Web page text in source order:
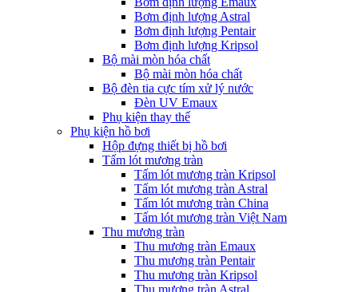
Bơm định lượng Astral
Bơm định lượng Pentair
Bơm định lượng Kripsol
Bộ mài mòn hóa chất
Bộ mài mòn hóa chất
Bộ đèn tia cực tím xử lý nước
Đèn UV Emaux
Phụ kiện thay thế
Phụ kiện hồ bơi
Hộp đựng thiết bị hồ bơi
Tấm lót mương tràn
Tấm lót mương tràn Kripsol
Tấm lót mương tràn Astral
Tấm lót mương tràn China
Tấm lót mương tràn Việt Nam
Thu mương tràn
Thu mương tràn Emaux
Thu mương tràn Pentair
Thu mương tràn Kripsol
Thu mương tràn Astral